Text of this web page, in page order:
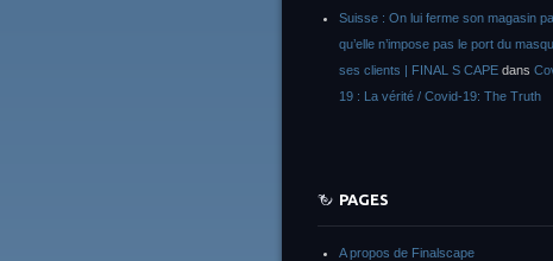
Suisse : On lui ferme son magasin
qu’elle n’impose pas le port du
ses clients | FINAL S CAPE dans
19 : La vérité / Covid-19: The Truth
PAGES
A propos de Finalscape